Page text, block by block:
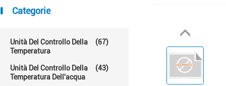
Categorie
Unità Del Controllo Della
Temperatura
(67)
Unità Del Controllo Della
Temperatura Dell'acqua
(43)